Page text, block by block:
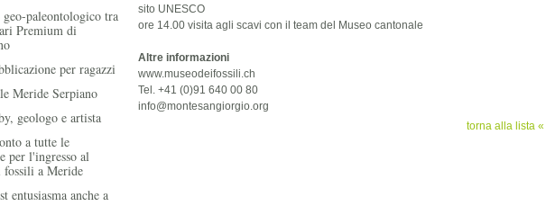
paleontologico tra
Premium di
per ragazzi
Meride Serpiano
geologo e artista
a tutte le
per l'ingresso al
fossili a Meride
entusiasma anche a
sito UNESCO
ore 14.00 visita agli scavi con il team del Museo cantonale
Altre informazioni
www.museodeifossili.ch
Tel. +41 (0)91 640 00 80
info@montesangiorgio.org
torna alla lista «